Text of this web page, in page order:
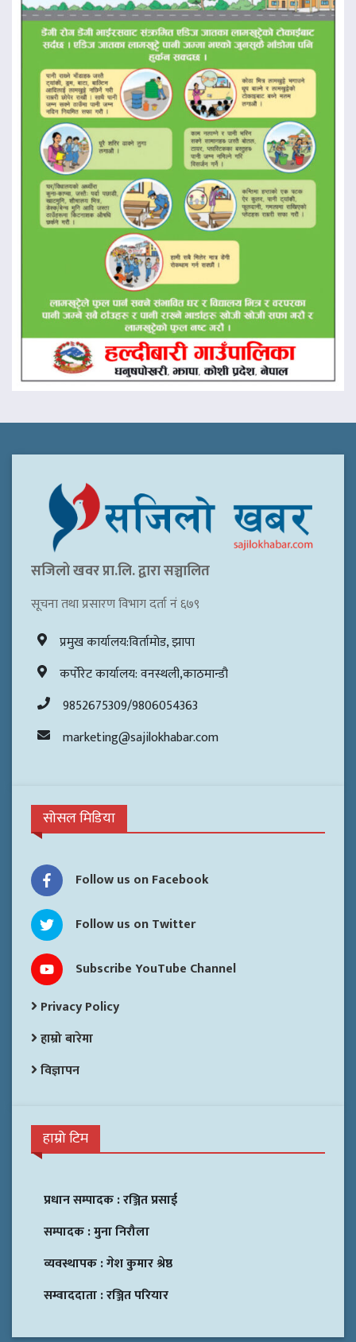
सजिलो खवर प्रा.लि. द्वारा सञ्चालित
सूचना तथा प्रसारण विभाग दर्ता नं ६७९
प्रमुख कार्यालय:विर्तामोड, झापा
कर्पोरेट कार्यालय: वनस्थली,काठमान्डौ
9852675309/9806054363
marketing@sajilokhabar.com
सोसल मिडिया
Follow us on Facebook
Follow us on Twitter
Subscribe YouTube Channel
Privacy Policy
हाम्रो बारेमा
विज्ञापन
हाम्रो टिम
प्रधान सम्पादक :रञ्जित प्रसाई
सम्पादक :मुना निरौला
व्यवस्थापक :गेश कुमार श्रेष्ठ
सम्वाददाता :रञ्जित परियार